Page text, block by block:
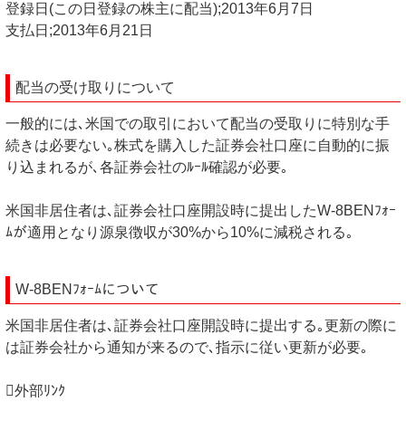
登録日(この日登録の株主に配当);2013年6月7日
支払日;2013年6月21日
配当の受け取りについて
一般的には､米国での取引において配当の受取りに特別な手
続きは必要ない｡株式を購入した証券会社口座に自動的に振
り込まれるが､各証券会社のﾙｰﾙ確認が必要｡
米国非居住者は､証券会社口座開設時に提出したW-8BENﾌｫｰ
ﾑが適用となり源泉徴収が30%から10%に減税される｡
W-8BENﾌｫｰﾑについて
米国非居住者は､証券会社口座開設時に提出する｡更新の際に
は証券会社から通知が来るので､指示に従い更新が必要｡
外部ﾘﾝｸ